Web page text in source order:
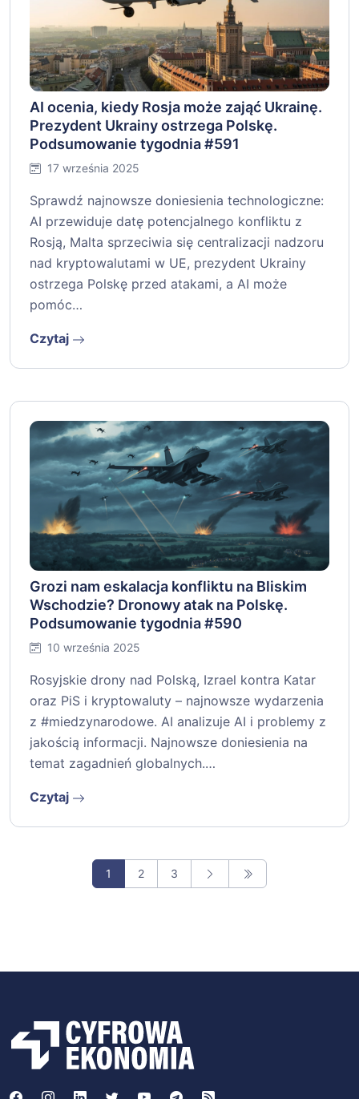
AI ocenia, kiedy Rosja może zająć Ukrainę.
Prezydent Ukrainy ostrzega Polskę.
Podsumowanie tygodnia #591
17 września 2025
Sprawdź najnowsze doniesienia technologiczne:
AI przewiduje datę potencjalnego konfliktu z
Rosją, Malta sprzeciwia się centralizacji nadzoru
nad kryptowalutami w UE, prezydent Ukrainy
ostrzega Polskę przed atakami, a AI może
pomóc…
Czytaj
Grozi nam eskalacja konfliktu na Bliskim
Wschodzie? Dronowy atak na Polskę.
Podsumowanie tygodnia #590
10 września 2025
Rosyjskie drony nad Polską, Izrael kontra Katar
oraz PiS i kryptowaluty – najnowsze wydarzenia
z #miedzynarodowe. AI analizuje AI i problemy z
jakością informacji. Najnowsze doniesienia na
temat zagadnień globalnych.…
Czytaj
1 2 3